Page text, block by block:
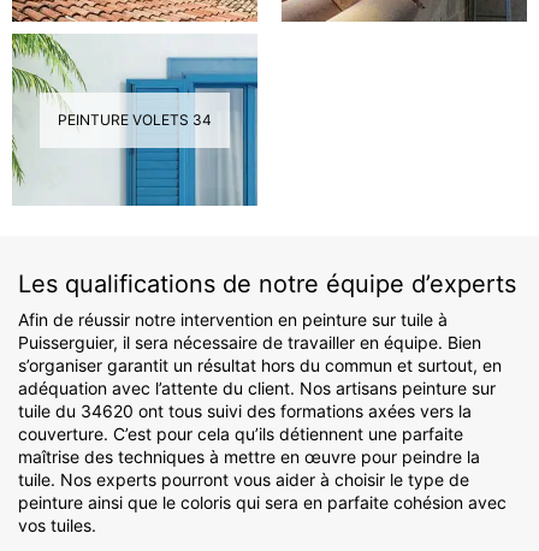
PEINTURE VOLETS 34
Les qualifications de notre équipe d’experts
Afin de réussir notre intervention en peinture sur tuile à
Puisserguier, il sera nécessaire de travailler en équipe. Bien
s’organiser garantit un résultat hors du commun et surtout, en
adéquation avec l’attente du client. Nos artisans peinture sur
tuile du 34620 ont tous suivi des formations axées vers la
couverture. C’est pour cela qu’ils détiennent une parfaite
maîtrise des techniques à mettre en œuvre pour peindre la
tuile. Nos experts pourront vous aider à choisir le type de
peinture ainsi que le coloris qui sera en parfaite cohésion avec
vos tuiles.